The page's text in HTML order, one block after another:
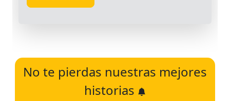
No te pierdas nuestras mejores
historias